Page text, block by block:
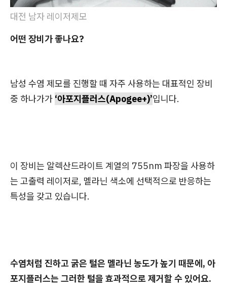
대전 남자 레이저제모
어떤 장비가 좋나요?
남성 수염 제모를 진행할 때 자주 사용하는 대표적인 장비
중 하나가가 ‘아포지플러스(Apogee+)’입니다.
이 장비는 알렉산드라이트 계열의 755nm 파장을 사용하
는 고출력 레이저로, 멜라닌 색소에 선택적으로 반응하는
특성을 갖고 있습니다.
수염처럼 진하고 굵은 털은 멜라닌 농도가 높기 때문에, 아
포지플러스는 그러한 털을 효과적으로 제거할 수 있어요.